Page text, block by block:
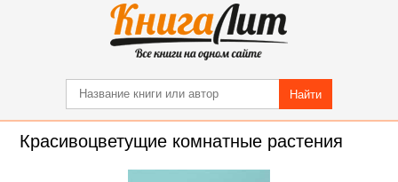
Найти
Красивоцветущие комнатные растения